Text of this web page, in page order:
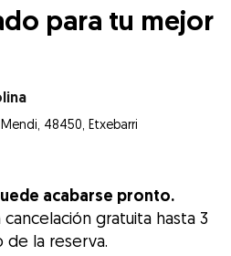
para tu mejor
48450, Etxebarri
acabarse pronto.
gratuita hasta 3
de la reserva.